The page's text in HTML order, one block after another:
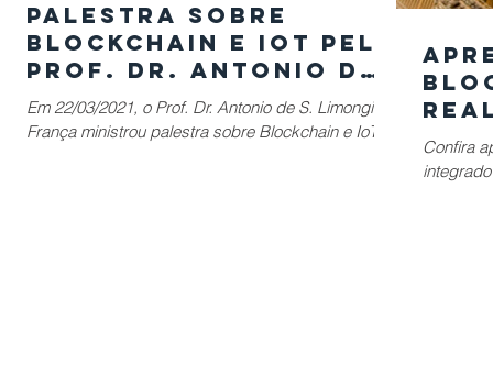
Palestra sobre
Blockchain e IoT pelo
Prof. Dr. Antonio de
S. Limongi França na
Fatec Jundiaí
Em 22/03/2021, o Prof. Dr. Antonio de S. Limongi
França ministrou palestra sobre Blockchain e IoT na
live
Confira